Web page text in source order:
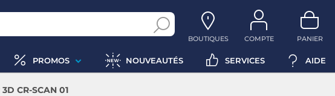
BOUTIQUES COMPTE PANIER
PROMOS NOUVEAUTÉS SERVICES AIDE
CR-SCAN 01